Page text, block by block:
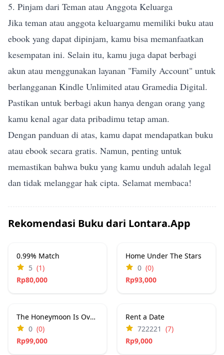
5. Pinjam dari Teman atau Anggota Keluarga
Jika teman atau anggota keluargamu memiliki buku atau
ebook yang dapat dipinjam, kamu bisa memanfaatkan
kesempatan ini. Selain itu, kamu juga dapat berbagi
akun atau menggunakan layanan "Family Account" untuk
berlangganan Kindle Unlimited atau Gramedia Digital.
Pastikan untuk berbagi akun hanya dengan orang yang
kamu kenal agar data pribadimu tetap aman.
Dengan panduan di atas, kamu dapat mendapatkan buku
atau ebook secara gratis. Namun, penting untuk
memastikan bahwa buku yang kamu unduh adalah legal
dan tidak melanggar hak cipta. Selamat membaca!
Rekomendasi Buku dari Lontara.App
0.99% Match
5 (1)
Rp80,000
Home Under The Stars
0 (0)
Rp93,000
The Honeymoon Is Over 2
0 (0)
Rp99,000
Rent a Date
722221 (7)
Rp9,000